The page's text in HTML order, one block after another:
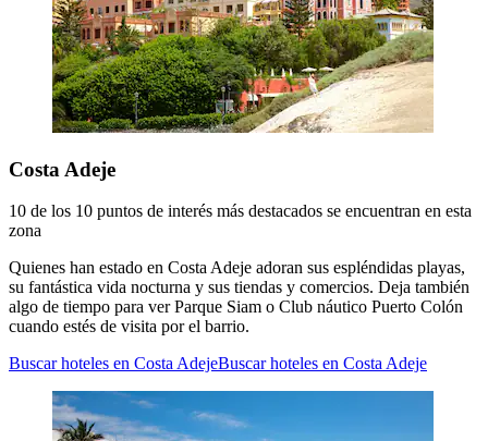
Costa Adeje
10 de los 10 puntos de interés más destacados se encuentran en esta
zona
Quienes han estado en Costa Adeje adoran sus espléndidas playas,
su fantástica vida nocturna y sus tiendas y comercios. Deja también
algo de tiempo para ver Parque Siam o Club náutico Puerto Colón
cuando estés de visita por el barrio.
Buscar hoteles en Costa AdejeBuscar hoteles en Costa Adeje